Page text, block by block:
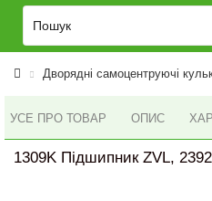
Дворядні самоцентруючі
УСЕ ПРО ТОВАР ОПИС
1309K Підшипник ZVL,